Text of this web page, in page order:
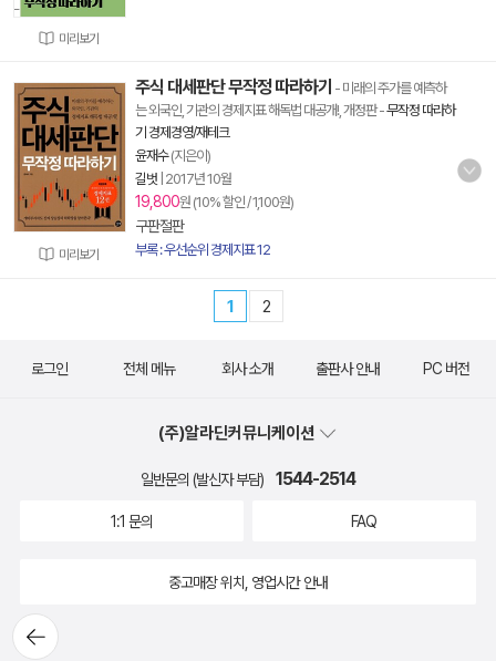
미리보기
미리보기
주식 대세판단 무작정 따라하기 - 미래의 주가를 예측하
는 외국인, 기관의 경제지표 해독법 대공개!, 개정판-무작정 따라하
기 경제경영/재테크
윤재수(지은이)
길벗 2017년 10월
19,800원 (10% 할인 / 1,100원)
구판절판
부록 : 우선순위 경제지표 12
1 2
뒤로가
기
로그인 전체 메뉴 회사 소개 출판사 안내 PC 버전
(주)알라딘커뮤니케이션
일반문의 (발신자 부담) 1544-2514
1:1 문의 FAQ
중고매장 위치, 영업시간 안내